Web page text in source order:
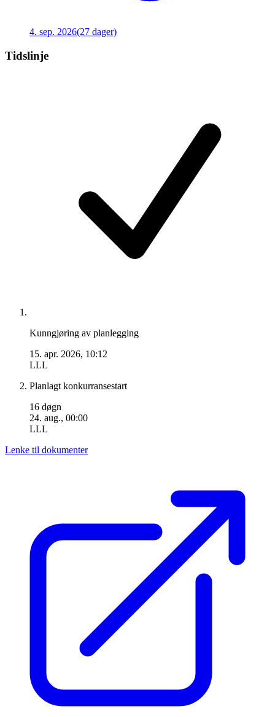
4. sep. 2026(27 dager)
Tidslinje
Kunngjøring av planlegging
15. apr. 2026, 10:12
LLL
Planlagt konkurransestart
16 døgn
24. aug., 00:00
LLL
Lenke til dokumenter